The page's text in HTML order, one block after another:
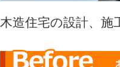
木造住宅の設計、施